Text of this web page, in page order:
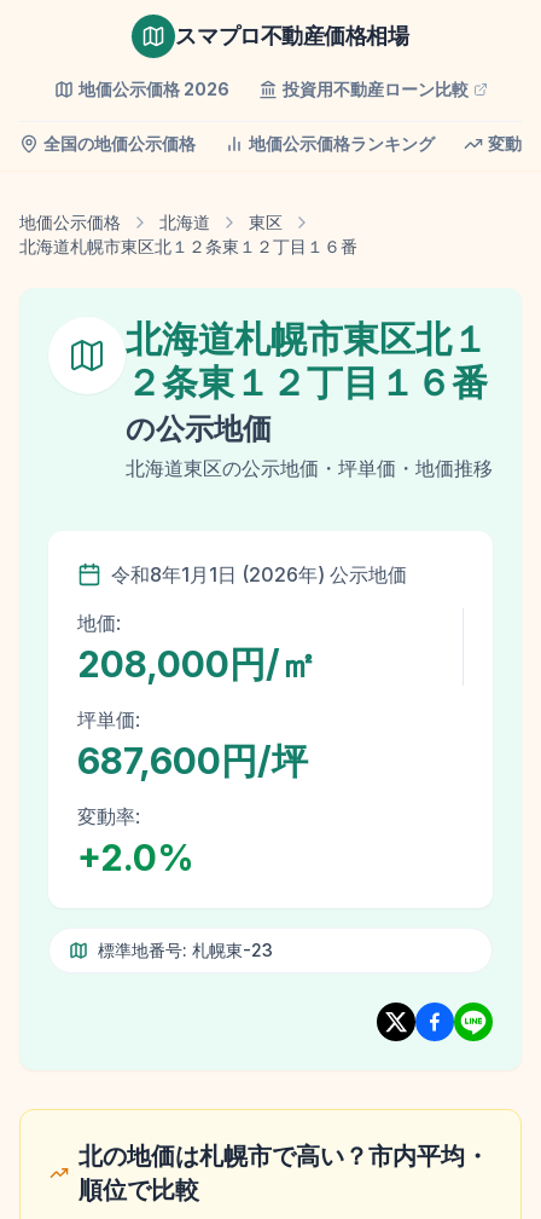
スマプロ不動産価格相場
地価公示価格 2026 投資用不動産ローン比較
全国の地価公示価格 地価公示価格ランキング 変動
地価公示価格 北海道
東区
北海道札幌市東区北１２条東１２丁目１６番
北海道札幌市東区北１
２条東１２丁目１６番
の公示地価
北海道東区の公示地価 ・坪単価・地価推移
令和8年1月1日 (2026年) 公示地価
地価:
208,000円/㎡
坪単価:
687,600円/坪
変動率:
+2.0%
標準地番号: 札幌東-23
北の地価は札幌市で高い？市内平均・
順位で比較